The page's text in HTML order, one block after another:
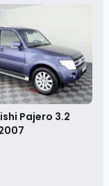
Pajero 3.2